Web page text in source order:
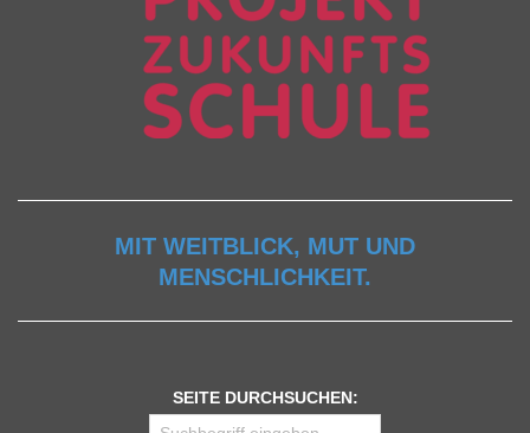
MIT WEITBLICK, MUT UND
MENSCHLICHKEIT.
SEITE DURCHSUCHEN: